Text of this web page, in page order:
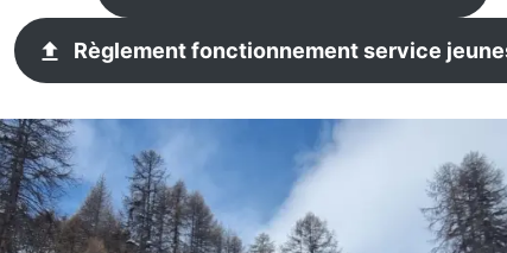
Règlement fonctionnement service